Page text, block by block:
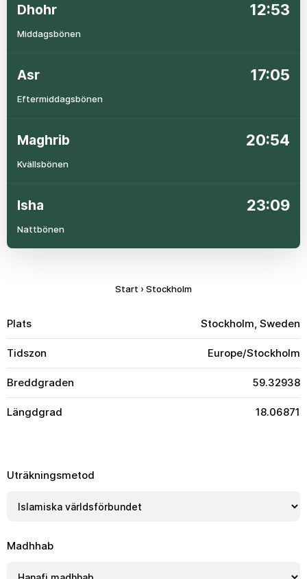
Dhohr 12:53
Middagsbönen
Asr 17:05
Eftermiddagsbönen
Maghrib 20:54
Kvällsbönen
Isha 23:09
Nattbönen
Start › Stockholm
Plats Stockholm, Sweden
Tidszon Europe/Stockholm
Breddgraden 59.32938
Längdgrad 18.06871
Uträkningsmetod
Madhhab